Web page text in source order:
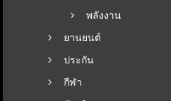
พลังงาน
ยานยนต์
ประกัน
กีฬา